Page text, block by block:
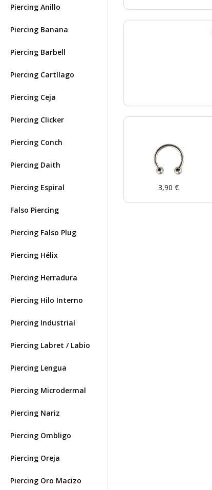
Piercing Anillo
Piercing Banana
Piercing Barbell
Piercing Cartílago
Piercing Ceja
Piercing Clicker
Piercing Conch
Piercing Daith
Piercing Espiral
Falso Piercing
Piercing Falso Plug
Piercing Hélix
Piercing Herradura
Piercing Hilo Interno
Piercing Industrial
Piercing Labret / Labio
Piercing Lengua
Piercing Microdermal
Piercing Nariz
Piercing Ombligo
Piercing Oreja
Piercing Oro Macizo
3,90 €